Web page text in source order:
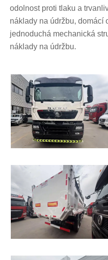
odolnost proti tlaku a
náklady na údržbu, domácí
jednoduchá mechanická
náklady na údržbu.